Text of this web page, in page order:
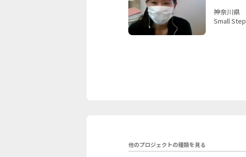
神奈川県
Small Step
他のプロジェクトの種類を見る